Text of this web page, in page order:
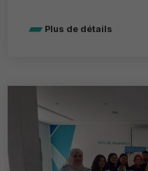
Plus de détails